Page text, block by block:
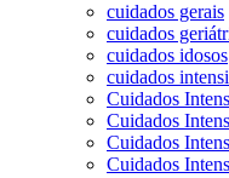
cuidados gerais
cuidados
cuidados idosos
cuidados
Cuidados
Cuidados
Cuidados
Cuidados